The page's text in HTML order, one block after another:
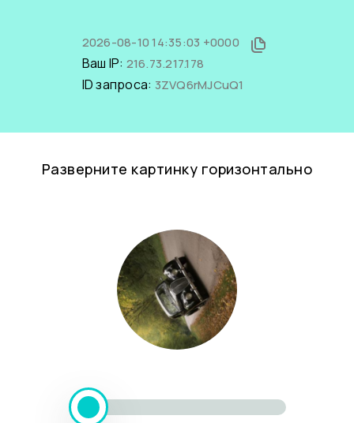
2026-08-10 14:35:03 +0000
Ваш IP: 216.73.217.178
ID запроса: 3ZVQ6rMJCuQ1
Разверните картинку горизонтально